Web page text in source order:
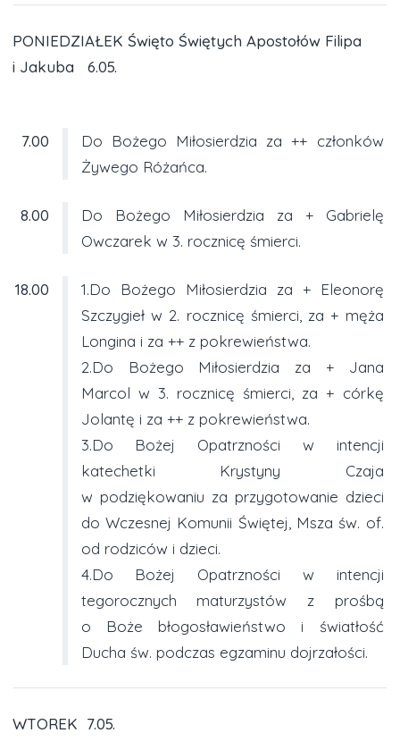
PONIEDZIAŁEK Święto Świętych Apostołów Filipa
i Jakuba 6.05.
7.00
Do Bożego Miłosierdzia za ++ członków
Żywego Różańca.
8.00
Do Bożego Miłosierdzia za + Gabrielę
Owczarek w 3. rocznicę śmierci.
18.00
1.Do Bożego Miłosierdzia za + Eleonorę
Szczygieł w 2. rocznicę śmierci, za + męża
Longina i za ++ z pokrewieństwa.
2.Do Bożego Miłosierdzia za + Jana
Marcol w 3. rocznicę śmierci, za + córkę
Jolantę i za ++ z pokrewieństwa.
3.Do Bożej Opatrzności w intencji
katechetki Krystyny Czaja
w podziękowaniu za przygotowanie dzieci
do Wczesnej Komunii Świętej, Msza św. of.
od rodziców i dzieci.
4.Do Bożej Opatrzności w intencji
tegorocznych maturzystów z prośbą
o Boże błogosławieństwo i światłość
Ducha św. podczas egzaminu dojrzałości.
WTOREK 7.05.